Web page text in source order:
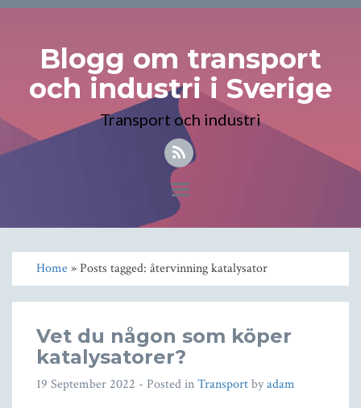
Blogg om transport
och industri i Sverige
Transport och industri
Toggle
navigation
Home» Posts tagged: återvinning katalysator
Vet du någon som köper
katalysatorer?
19 September 2022 - Posted inTransportbyadam